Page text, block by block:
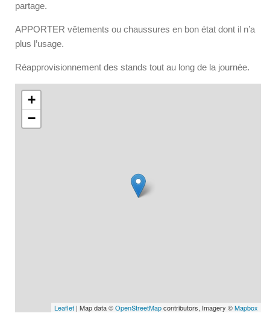
partage.
APPORTER vêtements ou chaussures en bon état dont il n’a
plus l’usage.
Réapprovisionnement des stands tout au long de la journée.
+
−
Leaflet | Map data ©OpenStreetMapcontributors, Imagery ©Mapbox